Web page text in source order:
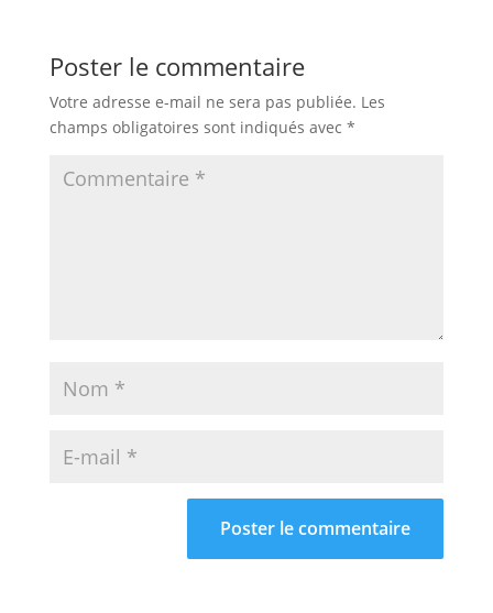
Poster le commentaire
Votre adresse e-mail ne sera pas publiée. Les
champs obligatoires sont indiqués avec *